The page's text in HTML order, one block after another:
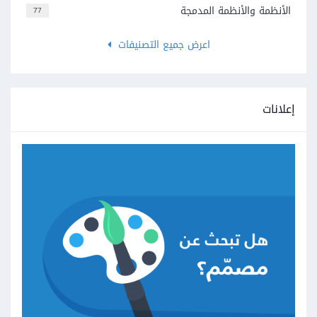
77
الأنظمة والأنظمة المدمجة
اعرض جميع التصنيفات
إعلانات